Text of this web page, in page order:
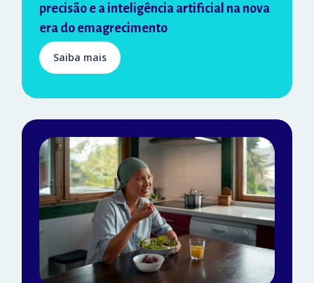
precisão e a inteligência artificial na nova
era do emagrecimento
Saiba mais